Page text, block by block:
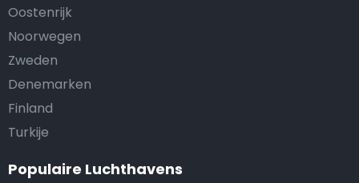
Oostenrijk
Noorwegen
Zweden
Denemarken
Finland
Turkije
Populaire Luchthavens